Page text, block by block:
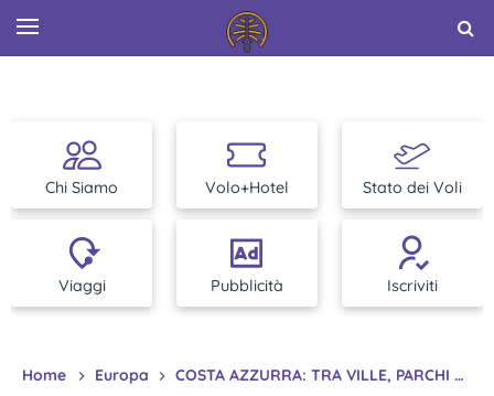
Chi Siamo Volo+Hotel Stato dei Voli
Viaggi Pubblicità Iscriviti
Home Europa COSTA AZZURRA: TRA VILLE, PARCHI E GIARDINI